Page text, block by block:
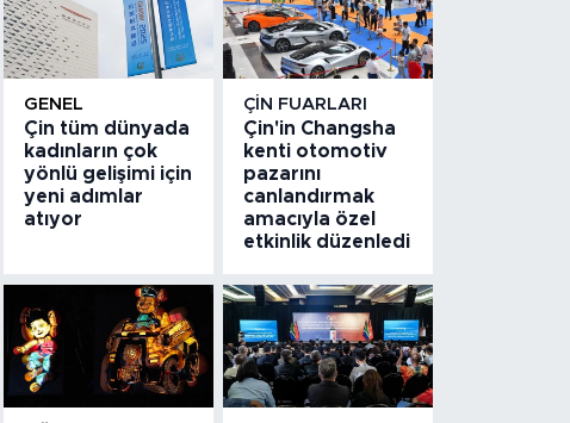
GENEL
Çin tüm dünyada
kadınların çok
yönlü gelişimi için
yeni adımlar
atıyor
ÇIN FUARLARI
Çin'in Changsha
kenti otomotiv
pazarını
canlandırmak
amacıyla özel
etkinlik düzenledi